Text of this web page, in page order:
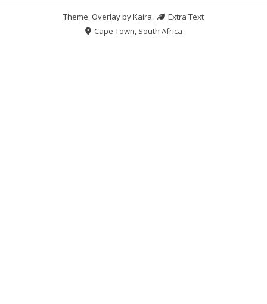
Theme: Overlay byKaira.
Extra Text
Cape Town, South Africa